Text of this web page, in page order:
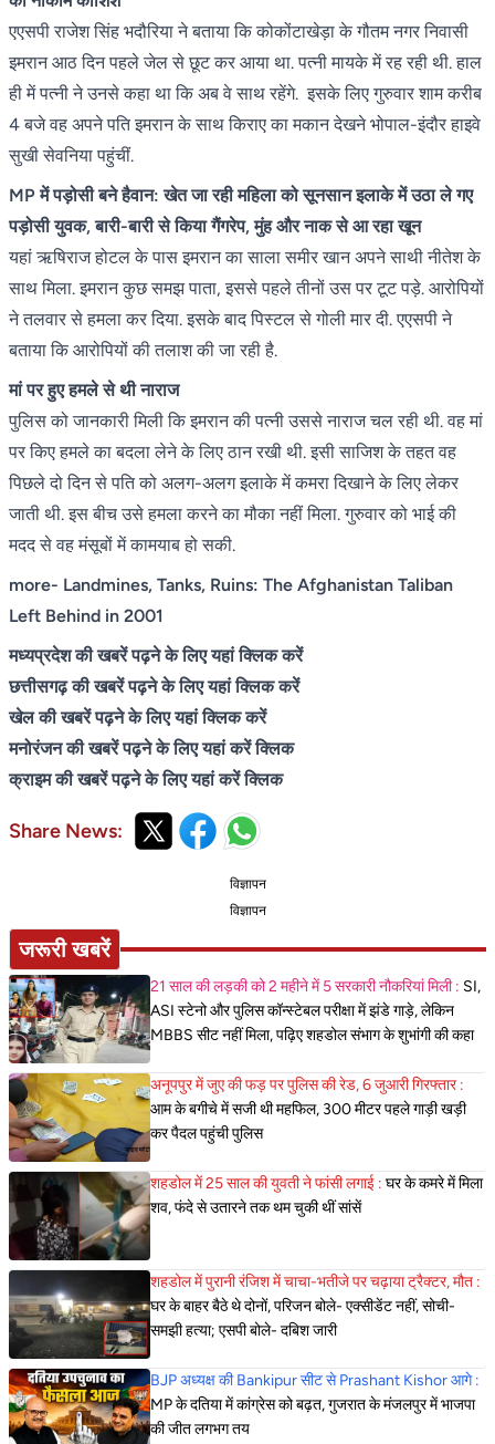
एएसपी राजेश सिंह भदौरिया ने बताया कि कोकोंटाखेड़ा के गौतम नगर निवासी
इमरान आठ दिन पहले जेल से छूट कर आया था. पत्नी मायके में रह रही थी. हाल
ही में पत्नी ने उनसे कहा था कि अब वे साथ रहेंगे. इसके लिए गुरुवार शाम करीब
4 बजे वह अपने पति इमरान के साथ किराए का मकान देखने भोपाल-इंदौर हाइवे
सुखी सेवनिया पहुंचीं.
MP में पड़ोसी बने हैवान: खेत जा रही महिला को सूनसान इलाके में उठा ले गए
पड़ोसी युवक, बारी-बारी से किया गैंगरेप, मुंह और नाक से आ रहा खून
यहां ऋषिराज होटल के पास इमरान का साला समीर खान अपने साथी नीतेश के
साथ मिला. इमरान कुछ समझ पाता, इससे पहले तीनों उस पर टूट पड़े. आरोपियों
ने तलवार से हमला कर दिया. इसके बाद पिस्टल से गोली मार दी. एएसपी ने
बताया कि आरोपियों की तलाश की जा रही है.
मां पर हुए हमले से थी नाराज
पुलिस को जानकारी मिली कि इमरान की पत्नी उससे नाराज चल रही थी. वह मां
पर किए हमले का बदला लेने के लिए ठान रखी थी. इसी साजिश के तहत वह
पिछले दो दिन से पति को अलग-अलग इलाके में कमरा दिखाने के लिए लेकर
जाती थी. इस बीच उसे हमला करने का मौका नहीं मिला. गुरुवार को भाई की
मदद से वह मंसूबों में कामयाब हो सकी.
more- Landmines, Tanks, Ruins: The Afghanistan Taliban
Left Behind in 2001
मध्यप्रदेश की खबरें पढ़ने के लिए यहां क्लिक करें
छत्तीसगढ़ की खबरें पढ़ने के लिए यहां क्लिक करें
खेल की खबरें पढ़ने के लिए यहां क्लिक करें
मनोरंजन की खबरें पढ़ने के लिए यहां करें क्लिक
क्राइम की खबरें पढ़ने के लिए यहां करें क्लिक
Share News:
विज्ञापन
विज्ञापन
जरूरी खबरें
21 साल की लड़की को 2 महीने में 5 सरकारी नौकरियां मिली : SI,
ASI स्टेनो और पुलिस कॉन्स्टेबल परीक्षा में झंडे गाड़े, लेकिन
MBBS सीट नहीं मिला, पढ़िए शहडोल संभाग के शुभांगी की कहा
अनूपपुर में जुए की फड़ पर पुलिस की रेड, 6 जुआरी गिरफ्तार :
आम के बगीचे में सजी थी महफिल, 300 मीटर पहले गाड़ी खड़ी
कर पैदल पहुंची पुलिस
शहडोल में 25 साल की युवती ने फांसी लगाई : घर के कमरे में मिला
शव, फंदे से उतारने तक थम चुकी थीं सांसें
शहडोल में पुरानी रंजिश में चाचा-भतीजे पर चढ़ाया ट्रैक्टर, मौत :
घर के बाहर बैठे थे दोनों, परिजन बोले- एक्सीडेंट नहीं, सोची-
समझी हत्या; एसपी बोले- दबिश जारी
BJP अध्यक्ष की Bankipur सीट से Prashant Kishor आगे :
MP के दतिया में कांग्रेस को बढ़त, गुजरात के मंजलपुर में भाजपा
की जीत लगभग तय